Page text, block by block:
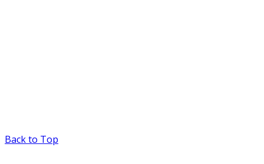
Back to Top